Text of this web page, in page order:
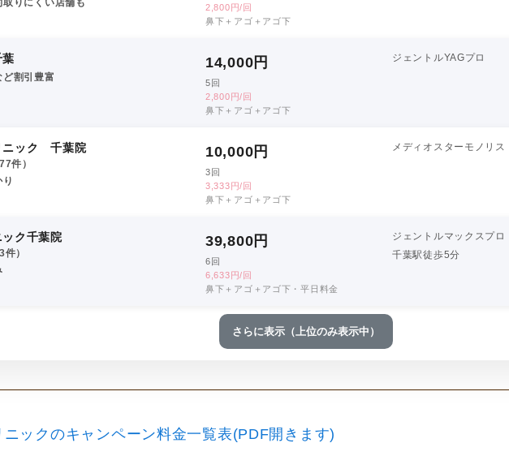
2,800円/回
鼻下＋アゴ＋アゴ下
葉
割引豊富
14,000 円
5回
2,800円/回
鼻下＋アゴ＋アゴ下
ジェントルYAGプロ
ニック 千葉院
件）
10,000 円
3回
3,333円/回
鼻下＋アゴ＋アゴ下
メディオスターモノリス
ク千葉院
）
39,800 円
6回
6,633円/回
鼻下＋アゴ＋アゴ下・平日料金
ジェントルマックスプロ
千葉駅徒歩5分
さらに表示（上位のみ表示中）
ックのキャンペーン料金一覧表(PDF開きます)